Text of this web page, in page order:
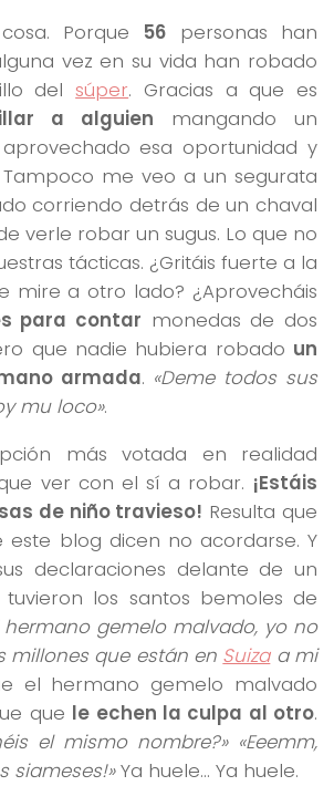
Porque 56 personas han
vez en su vida han robado
delsúper. Gracias a que es
a alguien mangando un
esa oportunidad y
me veo a un segurata
corriendo detrás de un chaval
verle robar un sugus. Lo que no
tácticas. ¿Gritáis fuerte a la
mire a otro lado? ¿Aprovecháis
para contar monedas de dos
que nadie hubiera robado un
armada. «Deme todos sus
mu loco».
más votada en realidad
ver con el sí a robar. ¡Estáis
de niño travieso! Resulta que
este blog dicen no acordarse. Y
declaraciones delante de un
los santos bemoles de
hermano gemelo malvado, yo no
millones que están en Suizaa mi
el hermano gemelo malvado
que le echen la culpa al otro.
el mismo nombre?» «Eeemm,
siameses!»Ya huele… Ya huele.